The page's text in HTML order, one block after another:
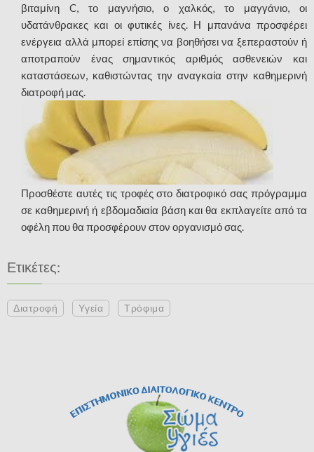
βιταμίνη C, το μαγνήσιο, ο χαλκός, το μαγγάνιο, οι
υδατάνθρακες και οι φυτικές ίνες. Η μπανάνα προσφέρει
ενέργεια αλλά μπορεί επίσης να βοηθήσει να ξεπεραστούν ή
αποτραπούν ένας σημαντικός αριθμός ασθενειών και
καταστάσεων, καθιστώντας την αναγκαία στην καθημερινή
διατροφή μας.
Προσθέστε αυτές τις τροφές στο διατροφικό σας πρόγραμμα
σε καθημερινή ή εβδομαδιαία βάση και θα εκπλαγείτε από τα
οφέλη που θα προσφέρουν στον οργανισμό σας.
Ετικέτες:
Διατροφή Υγεία Τρόφιμα